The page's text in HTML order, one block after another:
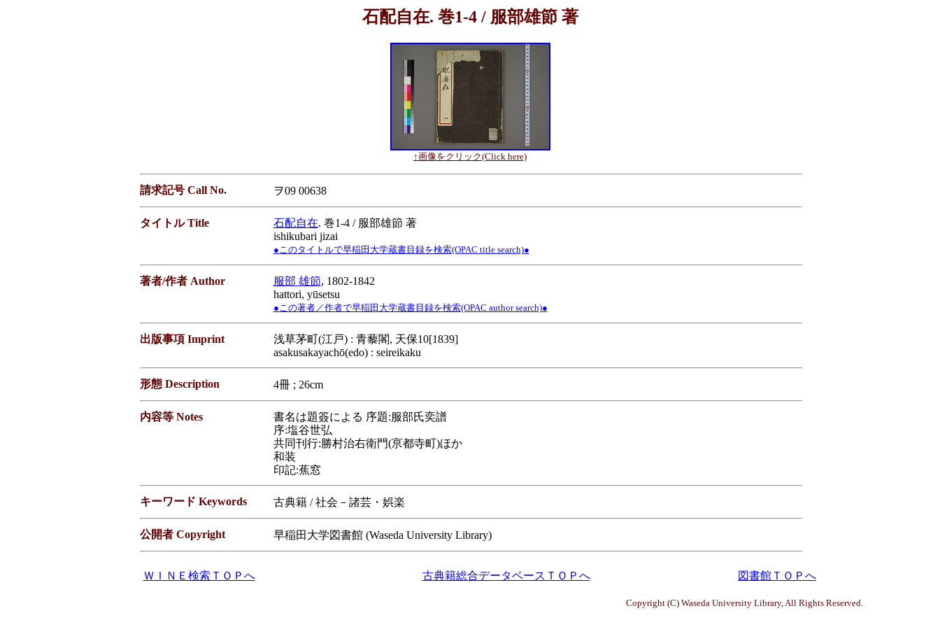
石配自在. 巻1-4 / 服部雄節 著
↑画像をクリック(Click here)
請求記号 Call No. ヲ09 00638
タイトル Title 石配自在. 巻1-4 / 服部雄節 著
ishikubari jizai
●このタイトルで早稲田大学蔵書目録を検索(OPAC title search)●
著者/作者 Author 服部 雄節, 1802-1842
hattori, yūsetsu
●この著者／作者で早稲田大学蔵書目録を検索(OPAC author search)●
出版事項 Imprint
浅草茅町(江戸) : 青藜閣, 天保10[1839]
asakusakayachō(edo) : seireikaku
形態 Description 4冊 ; 26cm
内容等 Notes
書名は題簽による 序題:服部氏奕譜
序:塩谷世弘
共同刊行:勝村治右衛門(亰都寺町)ほか
和装
印記:蕉窓
キーワード Keywords 古典籍 / 社会－諸芸・娯楽
公開者 Copyright 早稲田大学図書館 (Waseda University Library)
ＷＩＮＥ検索ＴＯＰへ 古典籍総合データベースＴＯＰへ 図書館ＴＯＰへ
Copyright (C) Waseda University Library, All Rights Reserved.